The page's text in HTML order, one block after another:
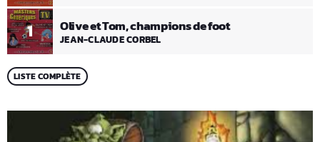
1 Olive et Tom, champions de foot
JEAN-CLAUDE CORBEL
LISTE COMPLÈTE